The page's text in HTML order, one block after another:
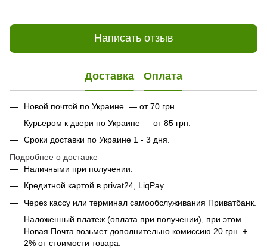
Написать отзыв
Доставка Оплата
Новой почтой по Украине — от 70 грн.
Курьером к двери по Украине — от 85 грн.
Сроки доставки по Украине 1 - 3 дня.
Подробнее о доставке
Наличными при получении.
Кредитной картой в privat24, LiqPay.
Через кассу или терминал самообслуживания Приватбанк.
Наложенный платеж (оплата при получении), при этом
Новая Почта возьмет дополнительно комиссию 20 грн. +
2% от стоимости товара.